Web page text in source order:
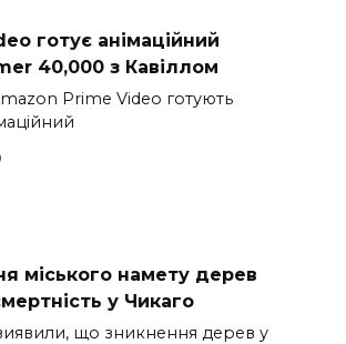
готує анімаційний
40,000 з Кавіллом
Prime Video готують
міського намету дерев
у Чикаго
що зникнення дерев у